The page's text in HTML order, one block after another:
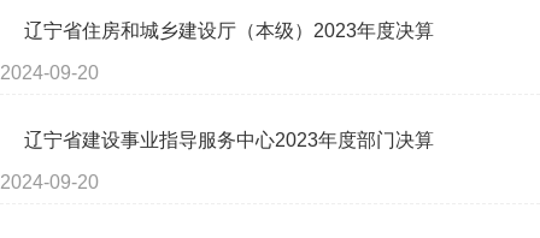
辽宁省住房和城乡建设厅（本级）2023年度决算
2024-09-20
辽宁省建设事业指导服务中心2023年度部门决算
2024-09-20